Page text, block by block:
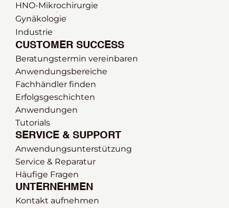
HNO-Mikrochirurgie
Gynäkologie
Industrie
SERVICE & SUPPORT
Service & Reparatur
Anwendungsunterstützung
Häufige Fragen
CUSTOMER SUCCESS
Beratungstermin vereinbaren
Anwendungsbereiche
Fachhändler finden
Erfolgsgeschichten
Anwendungen
Tutorials
UNTERNEHMEN
Kontakt aufnehmen